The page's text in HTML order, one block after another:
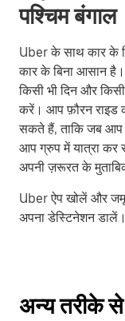
पश्चिम बंगाल
Uber के साथ कार के
कार के बिना आसान
किसी भी दिन और
करें। आप फ़ौरन राइड
सकते हैं, ताकि जब आप
आप ग्रुप में यात्रा कर
अपनी ज़रूरत के
Uber ऐप खोलें और
अपना डेस्टिनेशन डालें।
अन्य तरीके से